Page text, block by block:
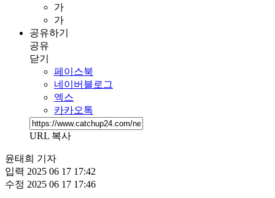
가
가
공유하기
공유
닫기
페이스북
네이버블로그
엑스
카카오톡
URL 복사
윤태희 기자
입력 2025 06 17 17:42
수정 2025 06 17 17:46